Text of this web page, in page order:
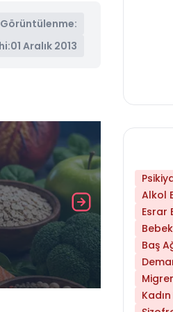
Görüntülenme:
01 Aralık 2013
Alkol
Esrar
Baş